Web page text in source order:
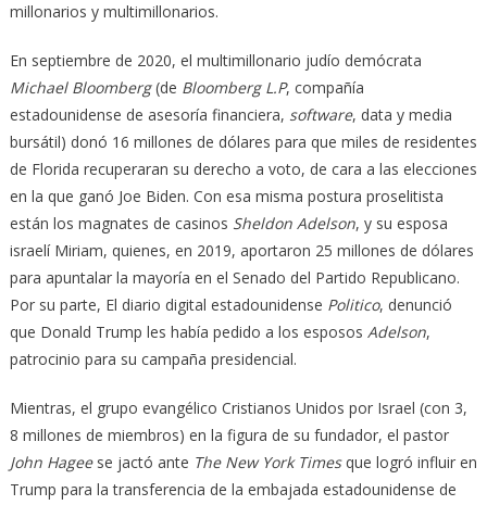
millonarios y multimillonarios.
En septiembre de 2020, el multimillonario judío demócrata
Michael Bloomberg(de Bloomberg L.P, compañía
estadounidense de asesoría financiera, software, data y media
bursátil) donó 16 millones de dólares para que miles de residentes
de Florida recuperaran su derecho a voto, de cara a las elecciones
en la que ganó Joe Biden. Con esa misma postura proselitista
están los magnates de casinos Sheldon Adelson, y su esposa
israelí Miriam, quienes, en 2019, aportaron 25 millones de dólares
para apuntalar la mayoría en el Senado del Partido Republicano.
Por su parte, El diario digital estadounidense Politico, denunció
que Donald Trump les había pedido a los esposos Adelson,
patrocinio para su campaña presidencial.
Mientras, el grupo evangélico Cristianos Unidos por Israel (con 3,
8 millones de miembros) en la figura de su fundador, el pastor
John Hageese jactó ante The New York Timesque logró influir en
Trump para la transferencia de la embajada estadounidense de